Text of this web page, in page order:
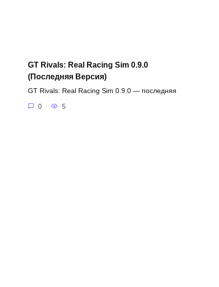
GT Rivals: Real Racing Sim 0.9.0
(Последняя Версия)
GT Rivals: Real Racing Sim 0.9.0 — последняя
0 5